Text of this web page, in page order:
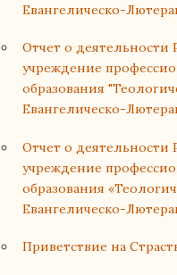
Евангелическо-
Отчет о деятельности
учреждение
образования
Евангелическо-
Отчет о деятельности
учреждение
образования
Евангелическо-
Приветствие на